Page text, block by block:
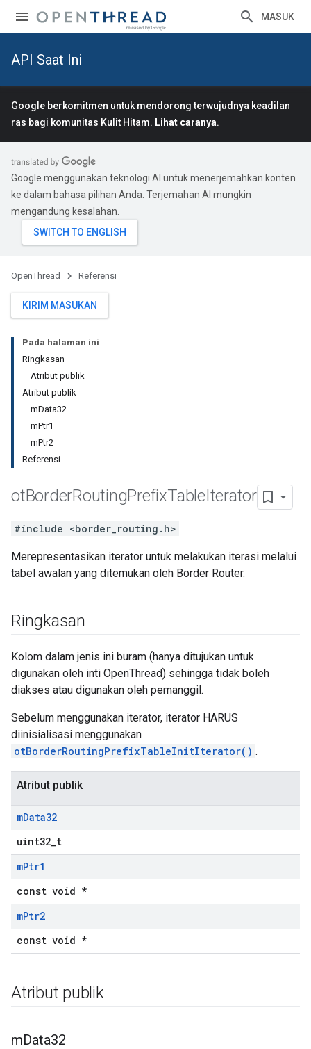
MASUK
API Saat Ini
Google berkomitmen untuk mendorong terwujudnya keadilan
ras bagi komunitas Kulit Hitam. Lihat caranya.
Google menggunakan teknologi AI untuk menerjemahkan konten
ke dalam bahasa pilihan Anda. Terjemahan AI mungkin
mengandung kesalahan.
OpenThread Referensi
KIRIM MASUKAN
Pada halaman ini
Ringkasan
Atribut publik
Atribut publik
mData32
mPtr1
mPtr2
Referensi
otBorderRoutingPrefixTableIterator
#include <border_routing.h>
Merepresentasikan iterator untuk melakukan iterasi melalui
tabel awalan yang ditemukan oleh Border Router.
Ringkasan
Kolom dalam jenis ini buram (hanya ditujukan untuk
digunakan oleh inti OpenThread) sehingga tidak boleh
diakses atau digunakan oleh pemanggil.
Sebelum menggunakan iterator, iterator HARUS
diinisialisasi menggunakan
otBorderRoutingPrefixTableInitIterator() .
Atribut publik
mData32
uint32_t
mPtr1
const void *
mPtr2
const void *
Atribut publik
mData32